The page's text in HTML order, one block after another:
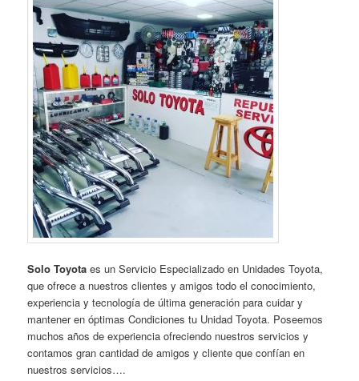
Solo Toyota es un Servicio Especializado en Unidades Toyota,
que ofrece a nuestros clientes y amigos todo el conocimiento,
experiencia y tecnología de última generación para cuidar y
mantener en óptimas Condiciones tu Unidad Toyota. Poseemos
muchos años de experiencia ofreciendo nuestros servicios y
contamos gran cantidad de amigos y cliente que confían en
nuestros servicios….